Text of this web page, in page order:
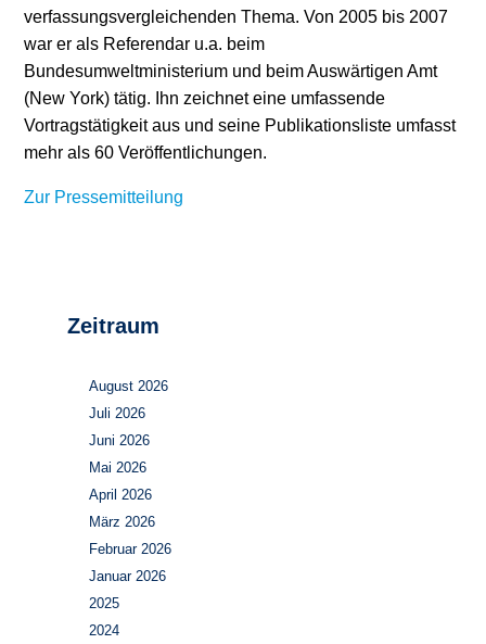
verfassungsvergleichenden Thema. Von 2005 bis 2007
war er als Referendar u.a. beim
Bundesumweltministerium und beim Auswärtigen Amt
(New York) tätig. Ihn zeichnet eine umfassende
Vortragstätigkeit aus und seine Publikationsliste umfasst
mehr als 60 Veröffentlichungen.
Zur Pressemitteilung
Zeitraum
August 2026
Juli 2026
Juni 2026
Mai 2026
April 2026
März 2026
Februar 2026
Januar 2026
2025
2024